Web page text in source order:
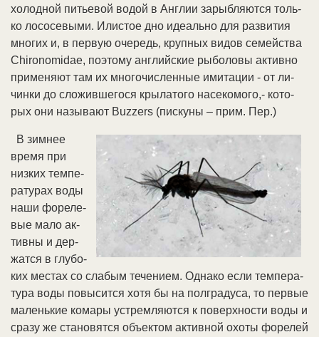
хо­лод­ной пить­е­вой во­дой в Анг­лии за­рыб­ля­ют­ся толь­
ко ло­со­се­вы­ми. Или­стое дно иде­аль­но для раз­ви­тия
мно­гих и, в пер­вую оче­редь, круп­ных ви­дов се­мей­ст­ва
Chironomidae, по­это­му анг­лий­ские ры­бо­ло­вы ак­тив­но
при­ме­ня­ют там их мно­го­чис­лен­ные ими­та­ции - от ли­
чин­ки до сло­жив­ше­го­ся кры­ла­то­го на­се­ко­мо­го,- ко­то­
рых они на­зы­ва­ют Buzzers (пис­ку­ны – прим. Пер.)
В зим­нее
вре­мя при
низ­ких тем­пе­
ра­ту­рах во­ды
на­ши фо­ре­ле­
вые ма­ло ак­
тив­ны и дер­
жат­ся в глу­бо­
ких мес­тах со сла­бым те­че­ни­ем. Од­на­ко ес­ли тем­пе­ра­
ту­ра во­ды по­вы­сит­ся хо­тя бы на пол­гра­ду­са, то пер­вые
ма­лень­кие ко­ма­ры уст­рем­ля­ют­ся к по­верх­но­сти во­ды и
сра­зу же ста­но­вят­ся объ­ек­том ак­тив­ной охо­ты фо­ре­лей